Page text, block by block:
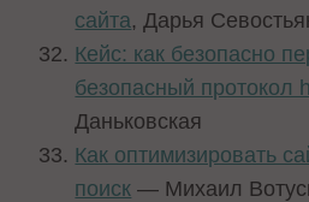
сайта, Дарья
Кейс: как безопасно
безопасный протокол
Даньковская
Как оптимизировать
поиск — Михаил